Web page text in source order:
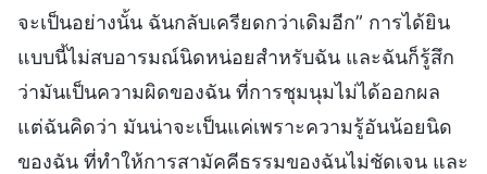
จะเป็นอย่างนั้น ฉันกลับเครียดกว่าเดิมอีก” การได้ยิน
แบบนี้ไม่สบอารมณ์นิดหน่อยสำหรับฉัน และฉันก็รู้สึก
ว่ามันเป็นความผิดของฉัน ที่การชุมนุมไม่ได้ออกผล
แต่ฉันคิดว่า มันน่าจะเป็นแค่เพราะความรู้อันน้อยนิด
ของฉัน ที่ทำให้การสามัคคีธรรมของฉันไม่ชัดเจน และ